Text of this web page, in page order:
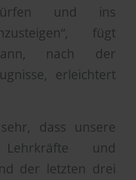
und ins
fügt
nach der
erleichtert
dass unsere
Lehrkräfte und
der letzten drei